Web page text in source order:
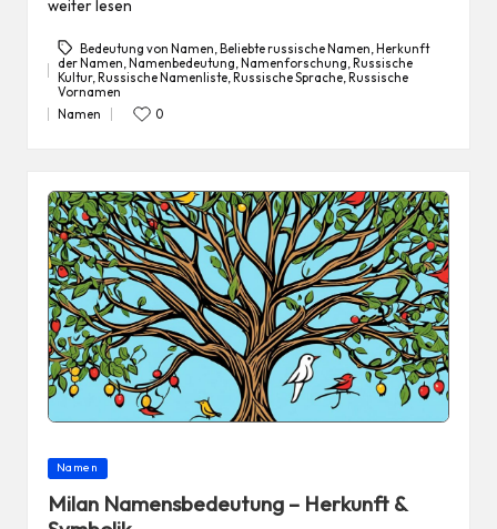
weiter lesen
Tags:
Bedeutung von Namen, Beliebte russische Namen, Herkunft
der Namen, Namenbedeutung, Namenforschung, Russische
Kultur, Russische Namenliste, Russische Sprache, Russische
Vornamen
Posted
Namen 0
Posted
Namen
Milan Namensbedeutung – Herkunft &